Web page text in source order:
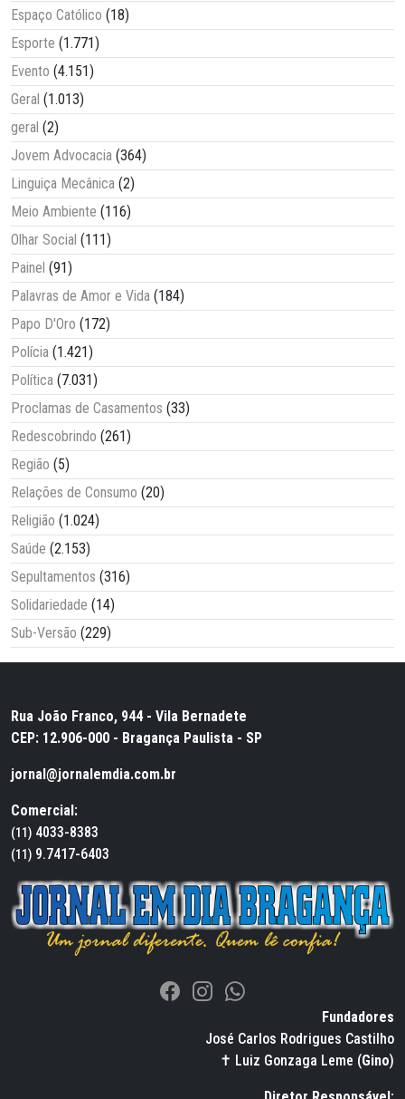
Espaço Católico (18)
Esporte (1.771)
Evento (4.151)
Geral (1.013)
geral (2)
Jovem Advocacia (364)
Linguiça Mecânica (2)
Meio Ambiente (116)
Olhar Social (111)
Painel (91)
Palavras de Amor e Vida (184)
Papo D'Oro (172)
Polícia (1.421)
Política (7.031)
Proclamas de Casamentos (33)
Redescobrindo (261)
Região (5)
Relações de Consumo (20)
Religião (1.024)
Saúde (2.153)
Sepultamentos (316)
Solidariedade (14)
Sub-Versão (229)
Rua João Franco, 944 - Vila Bernadete
CEP: 12.906-000 - Bragança Paulista - SP
jornal@jornalemdia.com.br
Comercial:
(11) 4033-8383
(11) 9.7417-6403
Fundadores
José Carlos Rodrigues Castilho
✝ Luiz Gonzaga Leme (Gino)